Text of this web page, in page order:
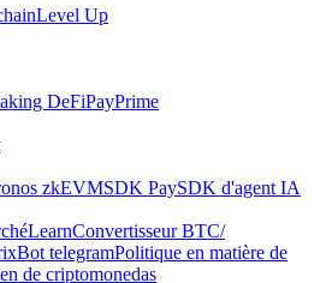
Level Up
DeFiPayPrime
zkEVMSDK PaySDK d'agent IA
LearnConvertisseur BTC/
Bot telegramPolitique en matière de
de criptomonedas